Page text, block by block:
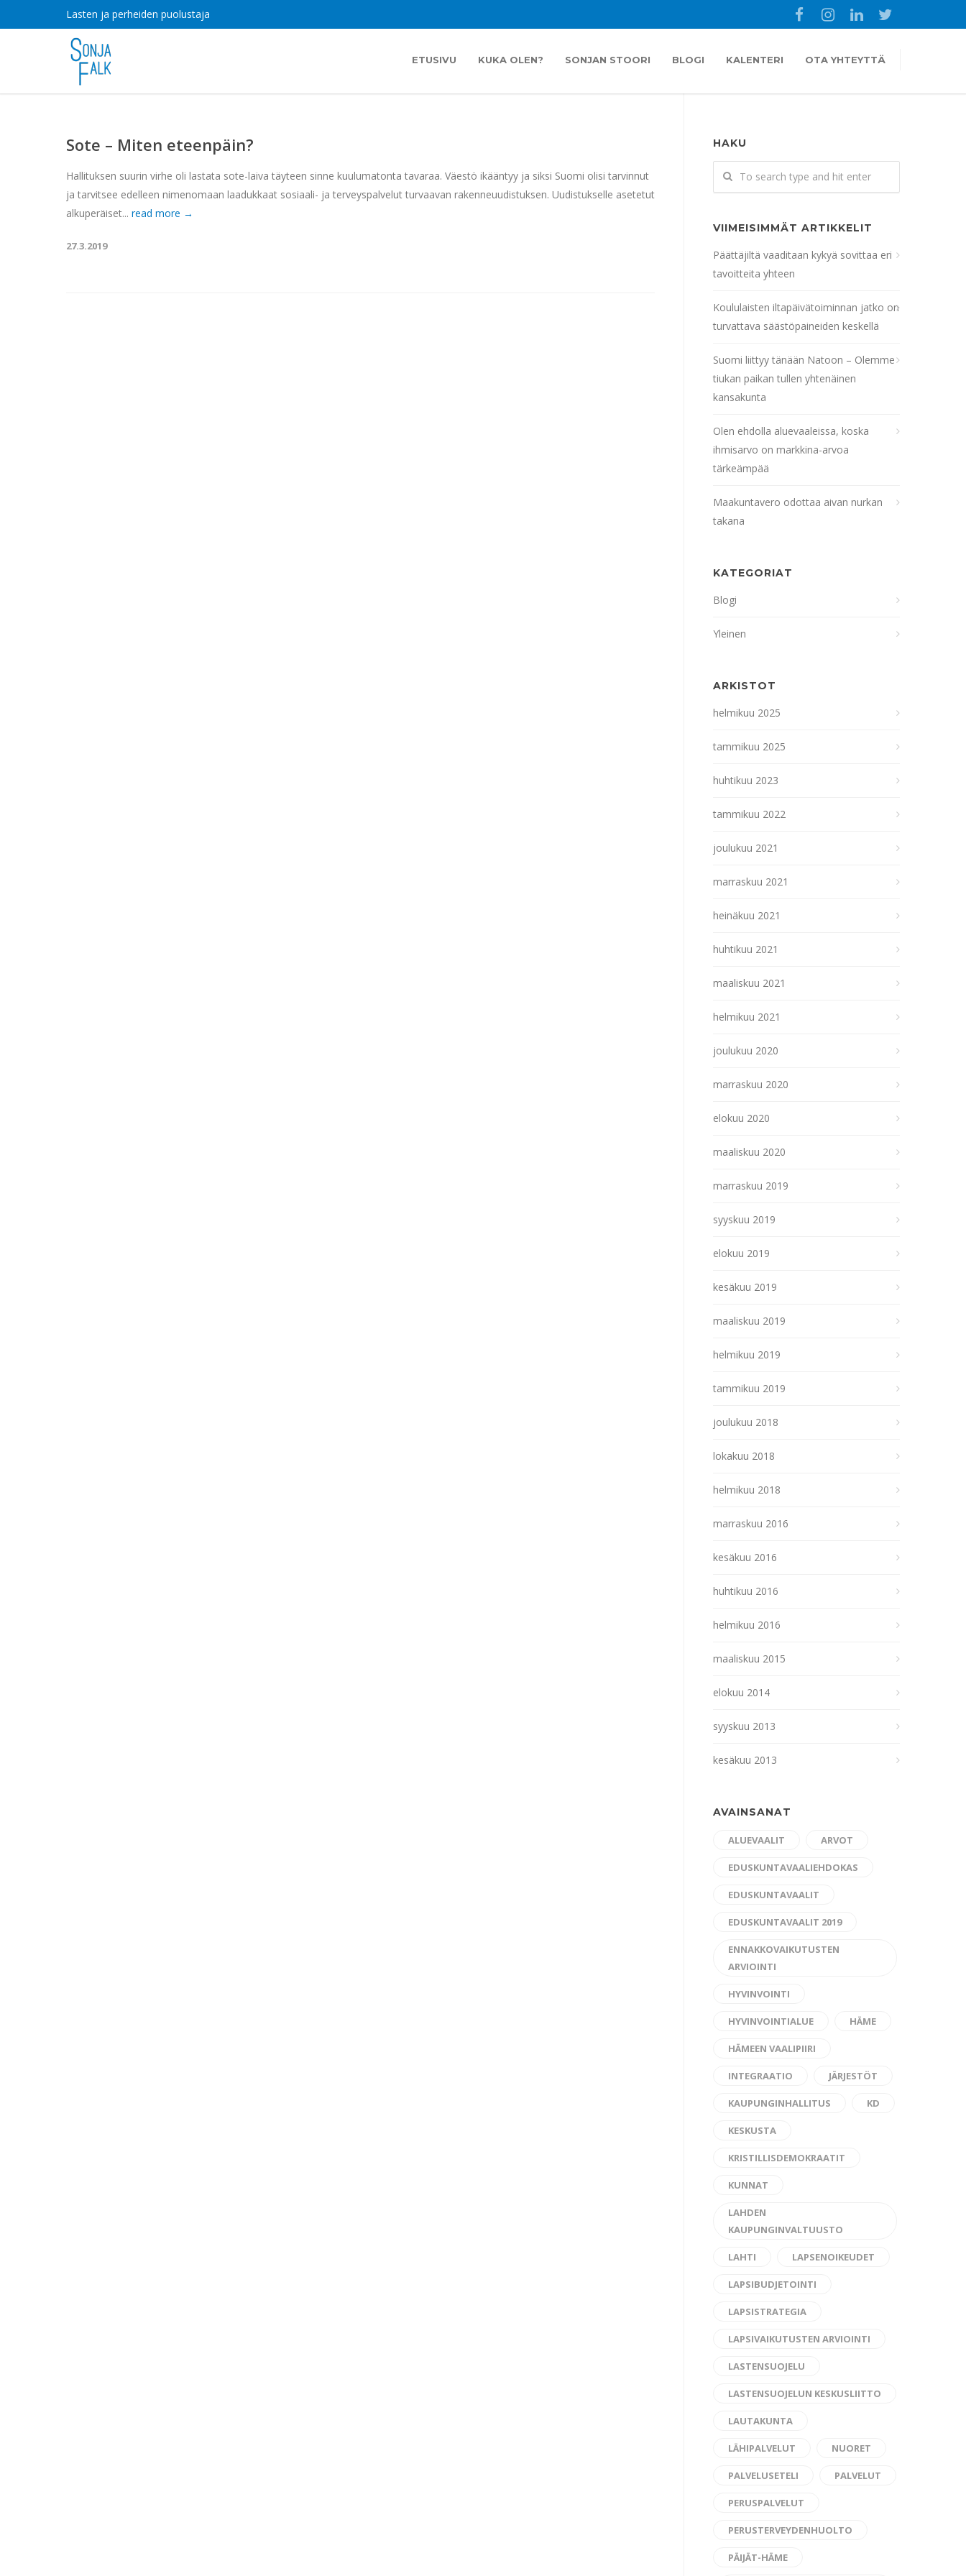
Lasten ja perheiden puolustaja
ETUSIVU KUKA OLEN? SONJAN STOORI BLOGI KALENTERI OTA YHTEYTTÄ
Sote – Miten eteenpäin?
Hallituksen suurin virhe oli lastata sote-laiva täyteen sinne kuulumatonta tavaraa. Väestö ikääntyy ja siksi Suomi olisi tarvinnut
ja tarvitsee edelleen nimenomaan laadukkaat sosiaali- ja terveyspalvelut turvaavan rakenneuudistuksen. Uudistukselle asetetut
alkuperäiset... read more →
27.3.2019
HAKU
VIIMEISIMMÄT ARTIKKELIT
Päättäjiltä vaaditaan kykyä sovittaa eri
tavoitteita yhteen
Koululaisten iltapäivätoiminnan jatko on
turvattava säästöpaineiden keskellä
Suomi liittyy tänään Natoon – Olemme
tiukan paikan tullen yhtenäinen
kansakunta
Olen ehdolla aluevaaleissa, koska
ihmisarvo on markkina-arvoa
tärkeämpää
Maakuntavero odottaa aivan nurkan
takana
KATEGORIAT
Blogi
Yleinen
ARKISTOT
helmikuu 2025
tammikuu 2025
huhtikuu 2023
tammikuu 2022
joulukuu 2021
marraskuu 2021
heinäkuu 2021
huhtikuu 2021
maaliskuu 2021
helmikuu 2021
joulukuu 2020
marraskuu 2020
elokuu 2020
maaliskuu 2020
marraskuu 2019
syyskuu 2019
elokuu 2019
kesäkuu 2019
maaliskuu 2019
helmikuu 2019
tammikuu 2019
joulukuu 2018
lokakuu 2018
helmikuu 2018
marraskuu 2016
kesäkuu 2016
huhtikuu 2016
helmikuu 2016
maaliskuu 2015
elokuu 2014
syyskuu 2013
kesäkuu 2013
AVAINSANAT
ALUEVAALIT ARVOT
EDUSKUNTAVAALIEHDOKAS
EDUSKUNTAVAALIT
EDUSKUNTAVAALIT 2019
ENNAKKOVAIKUTUSTEN
ARVIOINTI
HYVINVOINTI
HYVINVOINTIALUE HÄME
HÄMEEN VAALIPIIRI
INTEGRAATIO JÄRJESTÖT
KAUPUNGINHALLITUS KD
KESKUSTA
KRISTILLISDEMOKRAATIT
KUNNAT
LAHDEN
KAUPUNGINVALTUUSTO
LAHTI LAPSENOIKEUDET
LAPSIBUDJETOINTI
LAPSISTRATEGIA
LAPSIVAIKUTUSTEN ARVIOINTI
LASTENSUOJELU
LASTENSUOJELUN KESKUSLIITTO
LAUTAKUNTA
LÄHIPALVELUT NUORET
PALVELUSETELI PALVELUT
PERUSPALVELUT
PERUSTERVEYDENHUOLTO
PÄIJÄT-HÄME